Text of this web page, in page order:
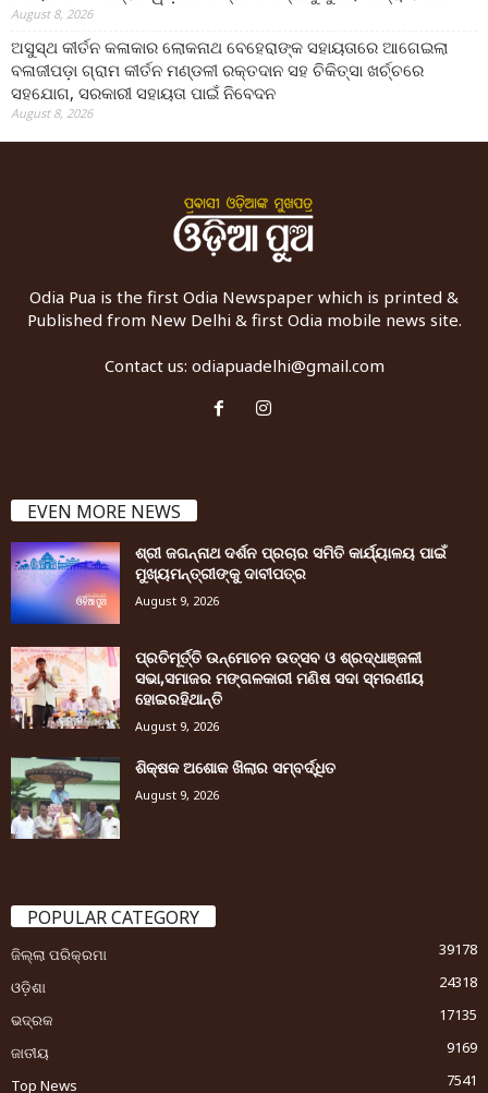
August 8, 2026
ଅସୁସ୍ଥ କୀର୍ତନ କଳାକାର ଲୋକନାଥ ବେହେରାଙ୍କ ସହାୟତାରେ ଆଗେଇଲା
ବଳାଜୀପଡ଼ା ଗ୍ରାମ କୀର୍ତନ ମଣ୍ଡଳୀ ରକ୍ତଦାନ ସହ ଚିକିତ୍ସା ଖର୍ଚ୍ଚରେ
ସହଯୋଗ, ସରକାରୀ ସହାୟତା ପାଇଁ ନିବେଦନ
August 8, 2026
Odia Pua is the first Odia Newspaper which is printed &
Published from New Delhi & first Odia mobile news site.
Contact us: odiapuadelhi@gmail.com
EVEN MORE NEWS
ଶ୍ରୀ ଜଗନ୍ନାଥ ଦର୍ଶନ ପ୍ରଚାର ସମିତି କାର୍ଯ୍ୟାଳୟ ପାଇଁ
ମୁଖ୍ୟମନ୍ତ୍ରୀଙ୍କୁ ଦାବୀପତ୍ର
August 9, 2026
ପ୍ରତିମୂର୍ତ୍ତି ଉନ୍ମୋଚନ ଉତ୍ସବ ଓ ଶ୍ରଦ୍ଧାଞ୍ଜଳୀ
ସଭା,ସମାଜର ମଙ୍ଗଳକାରୀ ମଣିଷ ସଦା ସ୍ମରଣୀୟ
ହୋଇରହିଥାନ୍ତି
August 9, 2026
ଶିକ୍ଷକ ଅଶୋକ ଖିଲାର ସମ୍ବର୍ଦ୍ଧିତ
August 9, 2026
POPULAR CATEGORY
ଜିଲ୍ଲା ପରିକ୍ରମା
39178
ଓଡ଼ିଶା
24318
ଭଦ୍ରକ
17135
ଜାତୀୟ
9169
Top News
7541